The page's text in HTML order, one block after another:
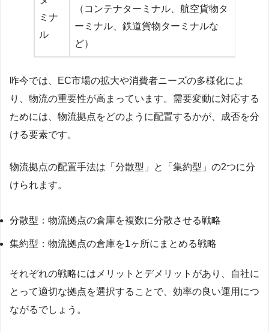
ミナ
ル
（コンテナターミナル、航空貨物タ
ーミナル、鉄道貨物ターミナルな
ど）
昨今では、EC市場の拡大や消費者ニーズの多様化によ
り、物流の重要性が高まっています。需要変動に対応する
ためには、物流拠点をどのように配置するかが、成否を分
ける要素です。
物流拠点の配置手法は「分散型」と「集約型」の2つに分
けられます。
分散型：物流拠点の倉庫を複数に分散させる戦略
集約型：物流拠点の倉庫を1ヶ所にまとめる戦略
それぞれの戦略にはメリットとデメリットがあり、自社に
とって適切な拠点を選択することで、効率の良い運用につ
ながるでしょう。